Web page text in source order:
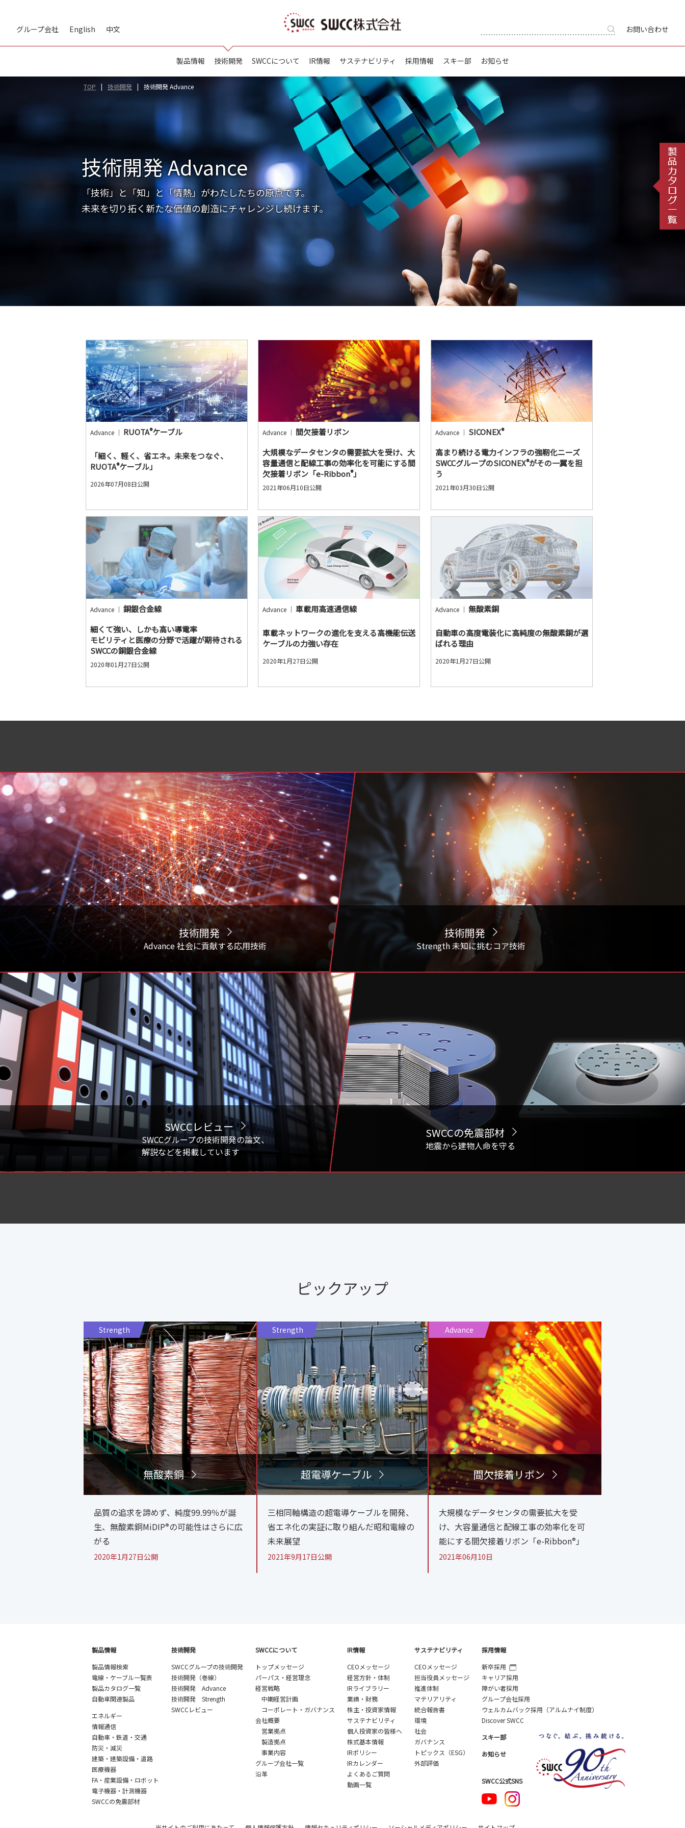
グループ会社 English 中文 お問い合わせ
製品情報 技術開発 SWCCについて IR情報 サステナビリティ 採用情報 スキー部 お知らせ
技術開発 Advance
「技術」と「知」と「情熱」がわたしたちの原点です。
未来を切り拓く新たな価値の創造にチャレンジし続けます。
TOP 技術開発 技術開発 Advance
Advance ｜ RUOTA®ケーブル
「細く、軽く、省エネ。未来をつなぐ、
RUOTA®ケーブル」
2026年07月08日公開
Advance ｜ 間欠接着リボン
大規模なデータセンタの需要拡大を受け、大
容量通信と配線工事の効率化を可能にする間
欠接着リボン「e-Ribbon®」
2021年06月10日公開
Advance ｜ SICONEX®
高まり続ける電力インフラの強靭化ニーズ
SWCCグループのSICONEX®がその一翼を担
う
2021年03月30日公開
Advance ｜銅銀合金線
細くて強い、しかも高い導電率
モビリティと医療の分野で活躍が期待される
SWCCの銅銀合金線
2020年01月27日公開
Advance ｜車載用高速通信線
車載ネットワークの進化を支える高機能伝送
ケーブルの力強い存在
2020年1月27日公開
Advance ｜ 無酸素銅
自動車の高度電装化に高純度の無酸素銅が選
ばれる理由
2020年1月27日公開
技術開発
Advance 社会に貢献する応用技術
技術開発
Strength 未知に挑むコア技術
SWCCレビュー
SWCCグループの技術開発の論文、
解説などを掲載しています
SWCCの免震部材
地震から建物人命を守る
ピックアップ
Strength
無酸素銅
品質の追求を諦めず、純度99.99％が誕
生、無酸素銅MiDIP®の可能性はさらに広
がる
2020年1月27日公開
Strength
超電導ケーブル
三相同軸構造の超電導ケーブルを開発、
省エネ化の実証に取り組んだ昭和電線の
未来展望
2021年9月17日公開
Advance
間欠接着リボン
大規模なデータセンタの需要拡大を受
け、大容量通信と配線工事の効率化を可
能にする間欠接着リボン「e-Ribbon® 」
2021年06月10日
製品情報
製品情報検索
電線・ケーブル一覧表
製品カタログ一覧
自動車関連製品
エネルギー
情報通信
自動車・鉄道・交通
防災・減災
建築・建築設備・道路
医療機器
FA・産業設備・ロボット
電子機器・計測機器
SWCCの免震部材
技術開発
SWCCグループの技術開発
技術開発（巻線）
技術開発 Advance
技術開発 Strength
SWCCレビュー
SWCCについて
トップメッセージ
パーパス・経営理念
経営戦略
中期経営計画
コーポレート・ガバナンス
会社概要
営業拠点
製造拠点
事業内容
グループ会社一覧
沿革
IR情報
CEOメッセージ
経営方針・体制
IRライブラリー
業績・財務
株主・投資家情報
サステナビリティ
個人投資家の皆様へ
株式基本情報
IRポリシー
IRカレンダー
よくあるご質問
動画一覧
サステナビリティ
CEOメッセージ
担当役員メッセージ
推進体制
マテリアリティ
統合報告書
環境
社会
ガバナンス
トピックス（ESG）
外部評価
採用情報
新卒採用
キャリア採用
障がい者採用
グループ会社採用
ウェルカムバック採用（アルムナイ制度）
Discover SWCC
スキー部
お知らせ
SWCC公式SNS